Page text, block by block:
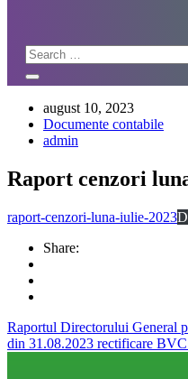
august 10, 2023
Documente contabile
admin
Raport cenzori
raport-cenzori-luna-iulie-2023
Share:
Raportul Directorului General
din 31.08.2023 rectificare